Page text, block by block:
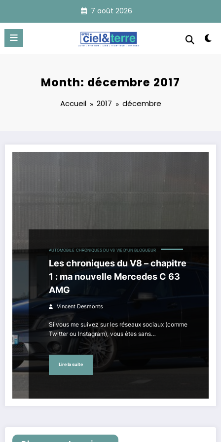
contenu
7 août 2026
Month: décembre 2017
Accueil 2017 décembre
AUTOMOBILE CHRONIQUES DU V8 VIE D'UN BLOGUEUR
Les chroniques du V8 – chapitre
1 : ma nouvelle Mercedes C 63
AMG
Vincent Desmonts
Si vous me suivez sur les réseaux sociaux (comme
Twitter ou Instagram), vous êtes sans…
Lire la suite